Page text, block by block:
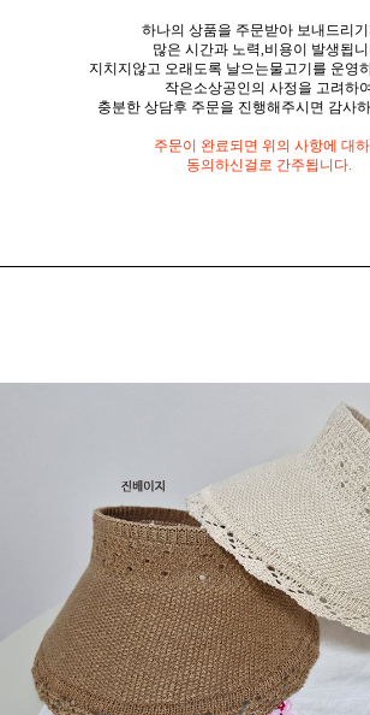
하나의 상품을 주문받아 보내드리기
많은 시간과 노력,비용이 발생됩
지치지않고 오래도록 날으는물고기를 운영
작은소상공인의 사정을 고려하여
충분한 상담후 주문을 진행해주시면 감사
주문이 완료되면 위의 사항에 대
동의하신걸로 간주됩니다.